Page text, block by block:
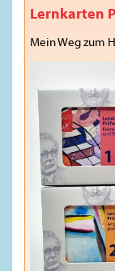
Lernkarten
Mein Weg zum